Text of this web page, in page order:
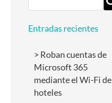
for:
Entradas recientes
Roban cuentas de
Microsoft 365
mediante el Wi-Fi de
hoteles